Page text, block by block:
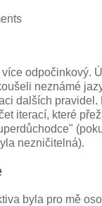
odpočinkový.
neznámé
dalších pravidel.
iterací, které
nezničitelná).
byla pro mě